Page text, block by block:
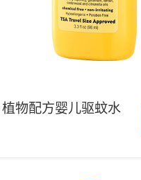
植物配方婴儿驱蚊水